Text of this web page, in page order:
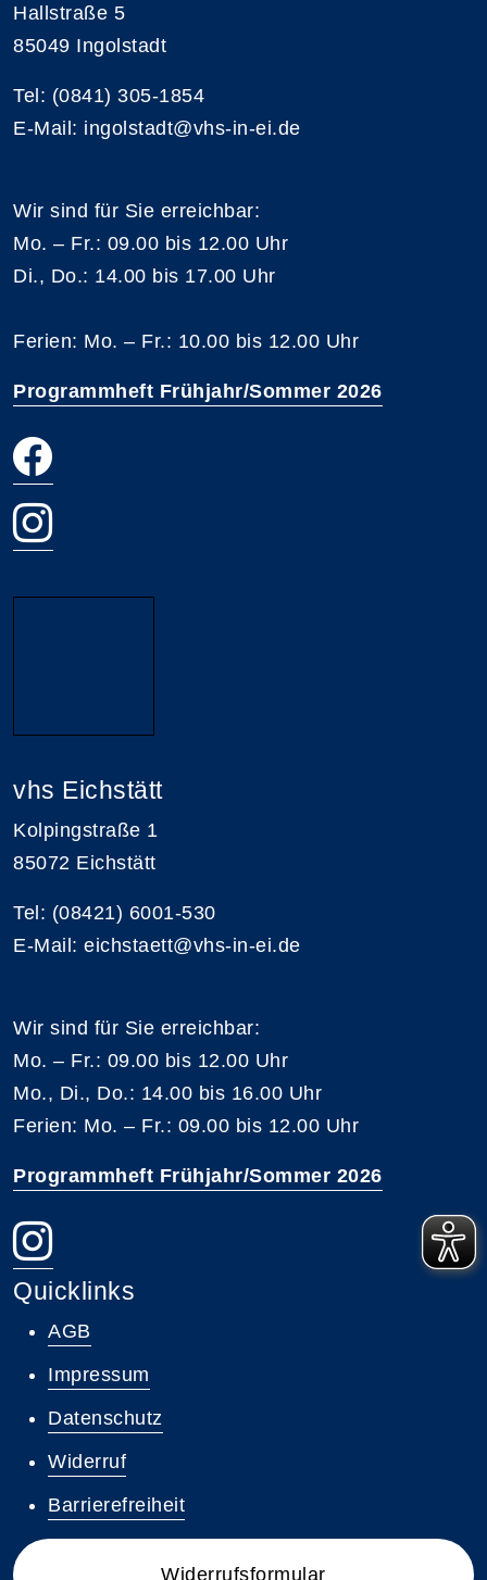
Hallstraße 5
85049 Ingolstadt
Tel: (0841) 305-1854
E-Mail: ingolstadt@vhs-in-ei.de
Wir sind für Sie erreichbar:
Mo. – Fr.: 09.00 bis 12.00 Uhr
Di., Do.: 14.00 bis 17.00 Uhr
Ferien: Mo. – Fr.: 10.00 bis 12.00 Uhr
Programmheft Frühjahr/Sommer 2026
vhs Eichstätt
Kolpingstraße 1
85072 Eichstätt
Tel: (08421) 6001-530
E-Mail: eichstaett@vhs-in-ei.de
Wir sind für Sie erreichbar:
Mo. – Fr.: 09.00 bis 12.00 Uhr
Mo., Di., Do.: 14.00 bis 16.00 Uhr
Ferien: Mo. – Fr.: 09.00 bis 12.00 Uhr
Programmheft Frühjahr/Sommer 2026
Quicklinks
AGB
Impressum
Datenschutz
Widerruf
Barrierefreiheit
Widerrufsformular